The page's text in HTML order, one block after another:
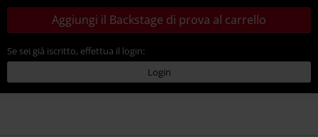
Aggiungi il Backstage di prova al carrello
Se sei già iscritto, effettua il login:
Login